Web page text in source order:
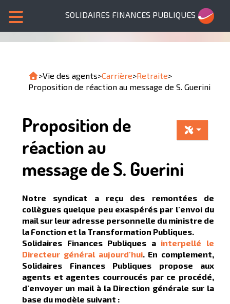
SOLIDAIRES FINANCES PUBLIQUES
>Vie des agents>Carrière>Retraite>
Proposition de réaction au message de S. Guerini
Proposition de
réaction au
message de S. Guerini
Notre syndicat a reçu des remontées de
collègues quelque peu exaspérés par l'envoi du
mail sur leur adresse personnelle du ministre de
la Fonction et la Transformation Publiques.
Solidaires Finances Publiques a interpellé le
Directeur général aujourd'hui. En complement,
Solidaires Finances Publiques propose aux
agents et agentes courroucés par ce procédé,
d'envoyer un mail à la Direction générale sur la
base du modèle suivant :